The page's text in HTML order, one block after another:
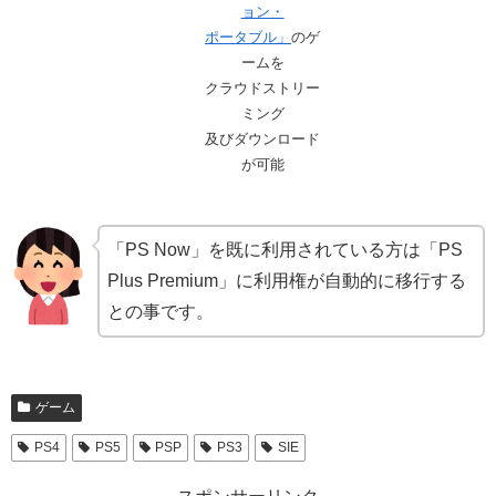
ョン・
ポータブル」 のゲ
ームを
クラウドストリー
ミング
及びダウンロード
が可能
「PS Now」を既に利用されている方は「PS
Plus Premium」に利用権が自動的に移行する
との事です。
ゲーム
PS4 PS5 PSP PS3 SIE